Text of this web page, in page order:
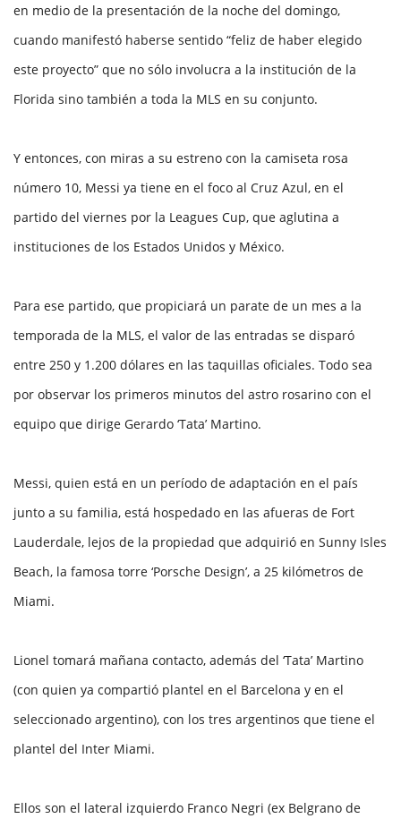
en medio de la presentación de la noche del domingo,
cuando manifestó haberse sentido “feliz de haber elegido
este proyecto” que no sólo involucra a la institución de la
Florida sino también a toda la MLS en su conjunto.
Y entonces, con miras a su estreno con la camiseta rosa
número 10, Messi ya tiene en el foco al Cruz Azul, en el
partido del viernes por la Leagues Cup, que aglutina a
instituciones de los Estados Unidos y México.
Para ese partido, que propiciará un parate de un mes a la
temporada de la MLS, el valor de las entradas se disparó
entre 250 y 1.200 dólares en las taquillas oficiales. Todo sea
por observar los primeros minutos del astro rosarino con el
equipo que dirige Gerardo ‘Tata’ Martino.
Messi, quien está en un período de adaptación en el país
junto a su familia, está hospedado en las afueras de Fort
Lauderdale, lejos de la propiedad que adquirió en Sunny Isles
Beach, la famosa torre ‘Porsche Design’, a 25 kilómetros de
Miami.
Lionel tomará mañana contacto, además del ‘Tata’ Martino
(con quien ya compartió plantel en el Barcelona y en el
seleccionado argentino), con los tres argentinos que tiene el
plantel del Inter Miami.
Ellos son el lateral izquierdo Franco Negri (ex Belgrano de